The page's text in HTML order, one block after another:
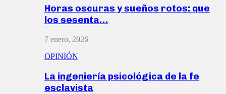
Horas oscuras y sueños rotos: que
los sesenta…
7 enero, 2026
OPINIÓN
La ingeniería psicológica de la fe
esclavista